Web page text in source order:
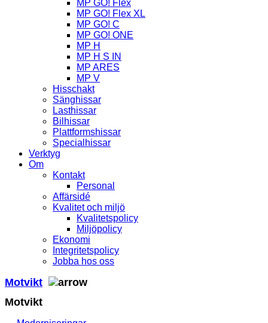
MP GO! Flex
MP GO! Flex XL
MP GO! C
MP GO! ONE
MP H
MP H S IN
MP ARES
MP V
Hisschakt
Sänghissar
Lasthissar
Bilhissar
Plattformshissar
Specialhissar
Verktyg
Om
Kontakt
Personal
Affärsidé
Kvalitet och miljö
Kvalitetspolicy
Miljöpolicy
Ekonomi
Integritetspolicy
Jobba hos oss
Motvikt
Motvikt